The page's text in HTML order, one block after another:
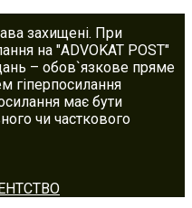
захищені. При
на "ADVOKAT POST"
– обов`язкове пряме
гіперпосилання
має бути
чи часткового